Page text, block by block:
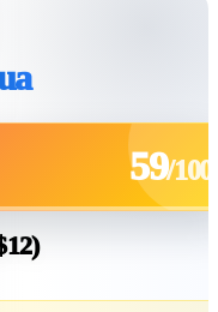
59/100